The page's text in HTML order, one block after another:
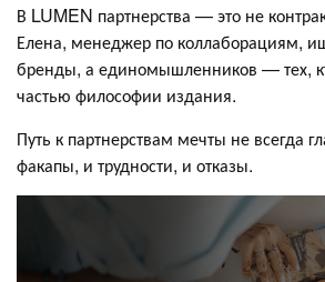
В LUMEN партнерства — это не
Елена, менеджер по коллаборациям,
бренды, а единомышленников — тех,
частью философии издания.
Путь к партнерствам мечты не всегда
факапы, и трудности, и отказы.